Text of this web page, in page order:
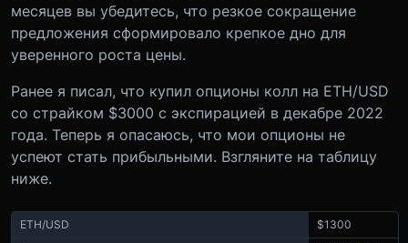
месяцев вы убедитесь, что резкое сокращение
предложения сформировало крепкое дно для
уверенного роста цены.
Ранее я писал, что купил опционы колл на ETH/USD
со страйком $3000 с экспирацией в декабре 2022
года. Теперь я опасаюсь, что мои опционы не
успеют стать прибыльными. Взгляните на таблицу
ниже.
ETH/USD
$1300